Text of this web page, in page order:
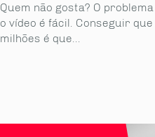
Quem não gosta? O
o vídeo é fácil. Conseguir
milhões é que...